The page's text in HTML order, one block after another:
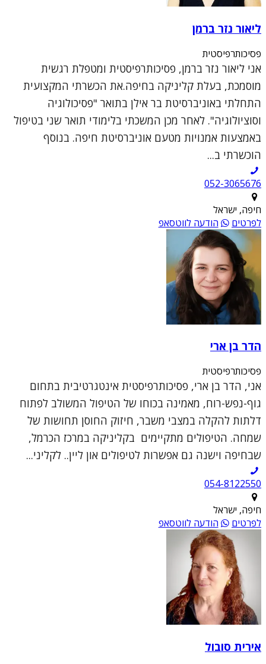
ליאור נזר ברמן
פסיכותרפיסטית
אני ליאור נזר ברמן, פסיכותרפיסטית ומטפלת רגשית
מוסמכת, בעלת קליניקה בחיפה.את הכשרתי המקצועית
התחלתי באוניברסיטת בר אילן בתואר "פסיכולוגיה
וסוציולוגיה". לאחר מכן המשכתי בלימודי תואר שני בטיפול
באמצעות אמנויות מטעם אוניברסיטת חיפה. בנוסף
הוכשרתי ב...
052-3065676
חיפה, ישראל
לפרטים
הודעה לווטסאפ
הדר בן ארי
פסיכותרפיסטית
אני, הדר בן ארי, פסיכותרפיסטית אינטגרטיבית בתחום
גוף-נפש-רוח, מאמינה בכוחו של הטיפול המשולב לפתוח
דלתות להקלה במצבי משבר, חיזוק החוסן תחושות של
שמחה. הטיפולים מתקיימים בקליניקה במרכז הכרמל,
שבחיפה וישנה גם אפשרות לטיפולים און ליין.. לקליני...
054-8122550
חיפה, ישראל
לפרטים
הודעה לווטסאפ
אירית סובול